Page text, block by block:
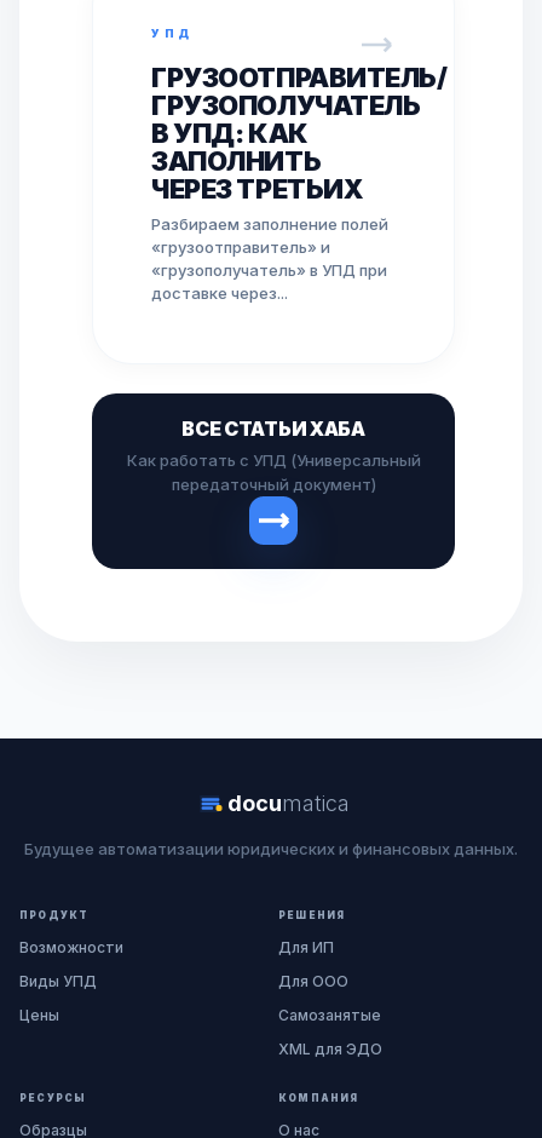
УПД
ГРУЗООТПРАВИТЕЛЬ/
ГРУЗОПОЛУЧАТЕЛЬ
В УПД: КАК
ЗАПОЛНИТЬ
ЧЕРЕЗ ТРЕТЬИХ
Разбираем заполнение полей
«грузоотправитель» и
«грузополучатель» в УПД при
доставке через...
ВСЕ СТАТЬИ ХАБА
Как работать с УПД (Универсальный
передаточный документ)
documatica
Будущее автоматизации юридических и финансовых данных.
ПРОДУКТ
Возможности
Виды УПД
Цены
РЕШЕНИЯ
Для ИП
Для ООО
Самозанятые
XML для ЭДО
РЕСУРСЫ
Образцы
КОМПАНИЯ
О нас